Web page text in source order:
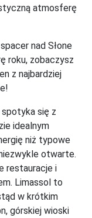
atmosferę
nad Słone
roku, zobaczysz
z najbardziej
się z
idealnym
niż typowe
otwarte.
restauracje i
Limassol to
w krótkim
górskiej wioski